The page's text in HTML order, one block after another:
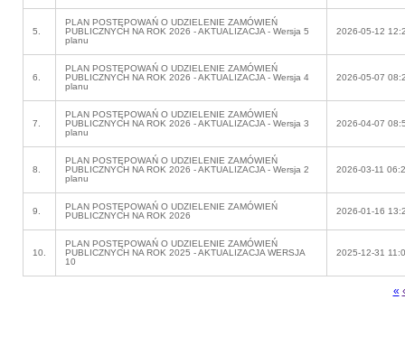
5.
PLAN POSTĘPOWAŃ O UDZIELENIE ZAMÓWIEŃ
PUBLICZNYCH NA ROK 2026 - AKTUALIZACJA - Wersja 5
planu
2026-05-12
6.
PLAN POSTĘPOWAŃ O UDZIELENIE ZAMÓWIEŃ
PUBLICZNYCH NA ROK 2026 - AKTUALIZACJA - Wersja 4
planu
2026-05-07
7.
PLAN POSTĘPOWAŃ O UDZIELENIE ZAMÓWIEŃ
PUBLICZNYCH NA ROK 2026 - AKTUALIZACJA - Wersja 3
planu
2026-04-07
8.
PLAN POSTĘPOWAŃ O UDZIELENIE ZAMÓWIEŃ
PUBLICZNYCH NA ROK 2026 - AKTUALIZACJA - Wersja 2
planu
2026-03-11
9.
PLAN POSTĘPOWAŃ O UDZIELENIE ZAMÓWIEŃ
PUBLICZNYCH NA ROK 2026
2026-01-16
10.
PLAN POSTĘPOWAŃ O UDZIELENIE ZAMÓWIEŃ
PUBLICZNYCH NA ROK 2025 - AKTUALIZACJA WERSJA
10
2025-12-31
« ‹